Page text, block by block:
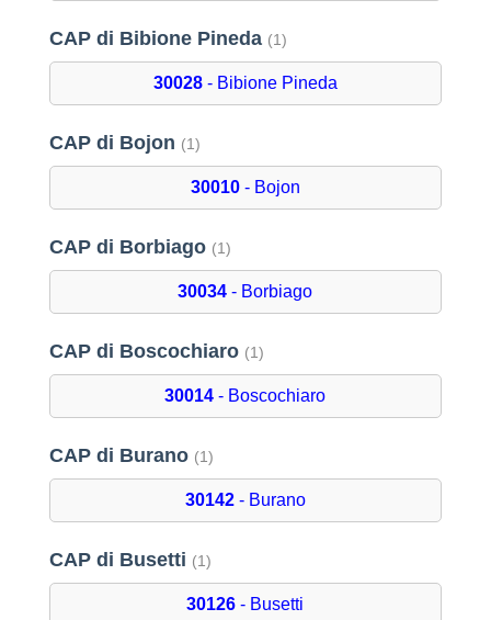
CAP di Bibione Pineda (1)
30028- Bibione Pineda
CAP di Bojon (1)
30010- Bojon
CAP di Borbiago (1)
30034 - Borbiago
CAP di Boscochiaro (1)
30014 - Boscochiaro
CAP di Burano (1)
30142- Burano
CAP di Busetti (1)
30126 - Busetti